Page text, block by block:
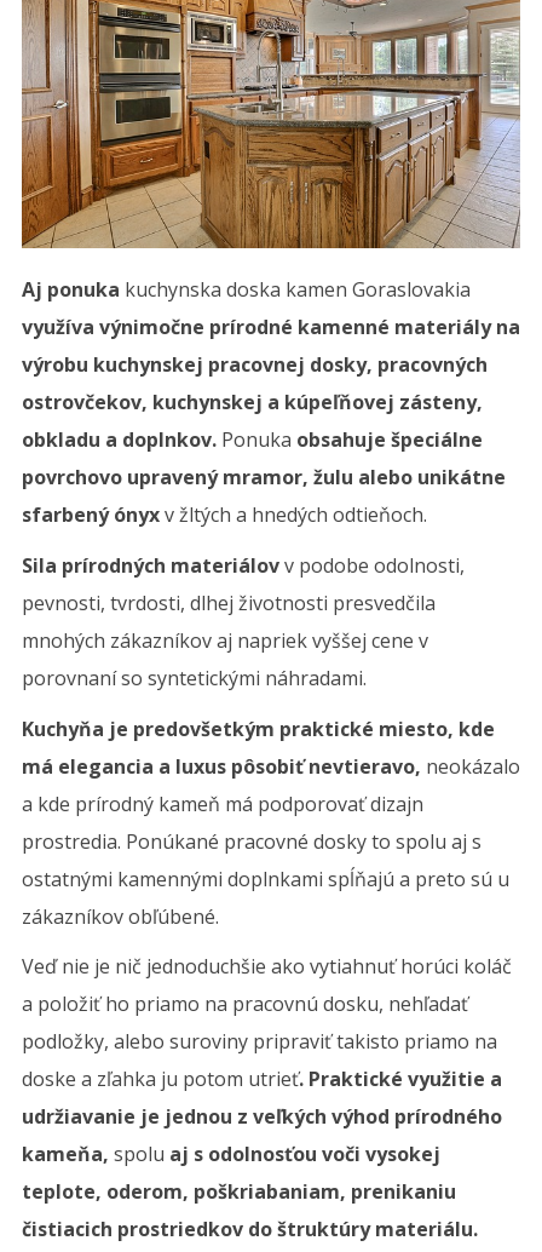
Aj ponuka kuchynska doska kamen Goraslovakia
využíva výnimočne prírodné kamenné materiály na
výrobu kuchynskej pracovnej dosky, pracovných
ostrovčekov, kuchynskej a kúpeľňovej zásteny,
obkladu a doplnkov.Ponuka obsahuje špeciálne
povrchovo upravený mramor, žulu alebo unikátne
sfarbený ónyxv žltých a hnedých odtieňoch.
Sila prírodných materiálovv podobe odolnosti,
pevnosti, tvrdosti, dlhej životnosti presvedčila
mnohých zákazníkov aj napriek vyššej cene v
porovnaní so syntetickými náhradami.
Kuchyňa je predovšetkým praktické miesto, kde
má elegancia a luxus pôsobiť nevtieravo, neokázalo
a kde prírodný kameň má podporovať dizajn
prostredia. Ponúkané pracovné dosky to spolu aj s
ostatnými kamennými doplnkami spĺňajú a preto sú u
zákazníkov obľúbené.
Veď nie je nič jednoduchšie ako vytiahnuť horúci koláč
a položiť ho priamo na pracovnú dosku, nehľadať
podložky, alebo suroviny pripraviť takisto priamo na
doske a zľahka ju potom utrieť. Praktické využitie a
udržiavanie je jednou z veľkých výhod prírodného
kameňa, spolu aj s odolnosťou voči vysokej
teplote, oderom, poškriabaniam, prenikaniu
čistiacich prostriedkov do štruktúry materiálu.